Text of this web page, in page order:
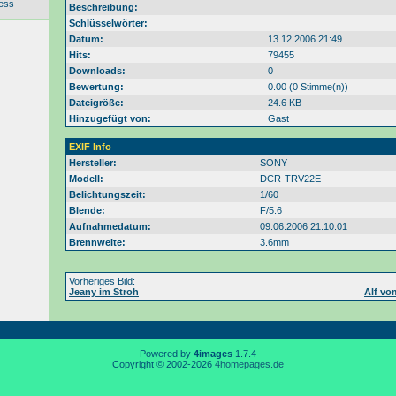
Beschreibung:
Schlüsselwörter:
Datum:
13.12.2006 21:49
Hits:
79455
Downloads:
0
Bewertung:
0.00 (0 Stimme(n))
Dateigröße:
24.6 KB
Hinzugefügt von:
Gast
EXIF Info
Hersteller:
SONY
Modell:
DCR-TRV22E
Belichtungszeit:
1/60
Blende:
F/5.6
Aufnahmedatum:
09.06.2006 21:10:01
Brennweite:
3.6mm
Vorheriges Bild:
Jeany im Stroh
Alf
Powered by 4images 1.7.4
Copyright © 2002-2026 4homepages.de